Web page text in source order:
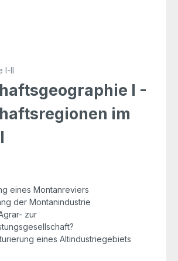
I-II
I -
im
eines Montanreviers
der Montanindustrie
zur
eines Altindustriegebiets